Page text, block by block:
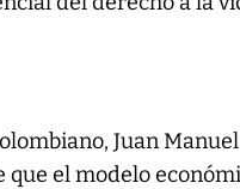
Juan
que el modelo